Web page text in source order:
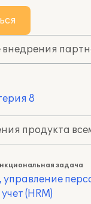
внедрения
8
продукта
задача
управление
(HRM)